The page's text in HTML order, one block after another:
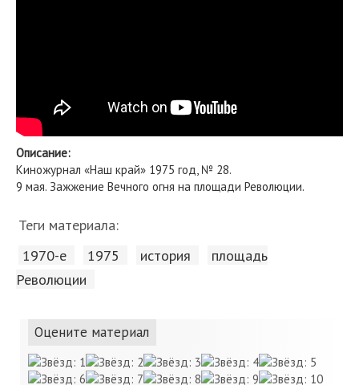
Описание:
Киножурнал «Наш край» 1975 год, № 28.
9 мая. Зажжение Вечного огня на площади Революции.
Теги материала:
1970-е 1975 история
площадь
Революции
Оцените материал